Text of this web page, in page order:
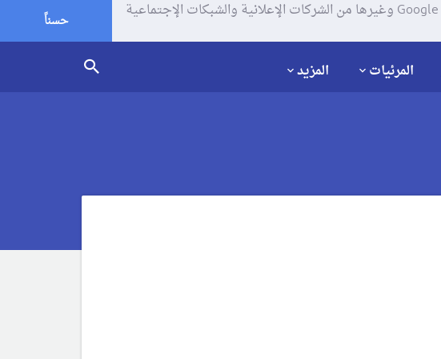
يستخدم موقعنا ملفات تعريف الإرتباط (الكوكيز) لتحليل زياراتك وإستخدامك للموقع و تتم مشاركة بعض المعلومات مع Google وغيرها من الشركات الإعلانية والشبكات الإجتماعية
حسناً
المرئيات المزيد